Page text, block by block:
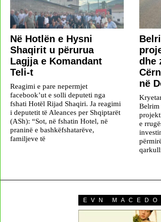
Në Hotlën e Hysni
Shaqirit u përurua
Lagjja e Komandant
Teli-t
Reagimi e pare nepermjet
facebook’ut e solli deputeti nga
fshati Hotël Rijad Shaqiri. Ja reagimi
i deputetit të Aleances per Shqiptarët
(ASh): “Sot, në fshatin Hotel, në
praninë e bashkëfshatarëve,
familjeve të
dhe
në
Belrim
e
EVN